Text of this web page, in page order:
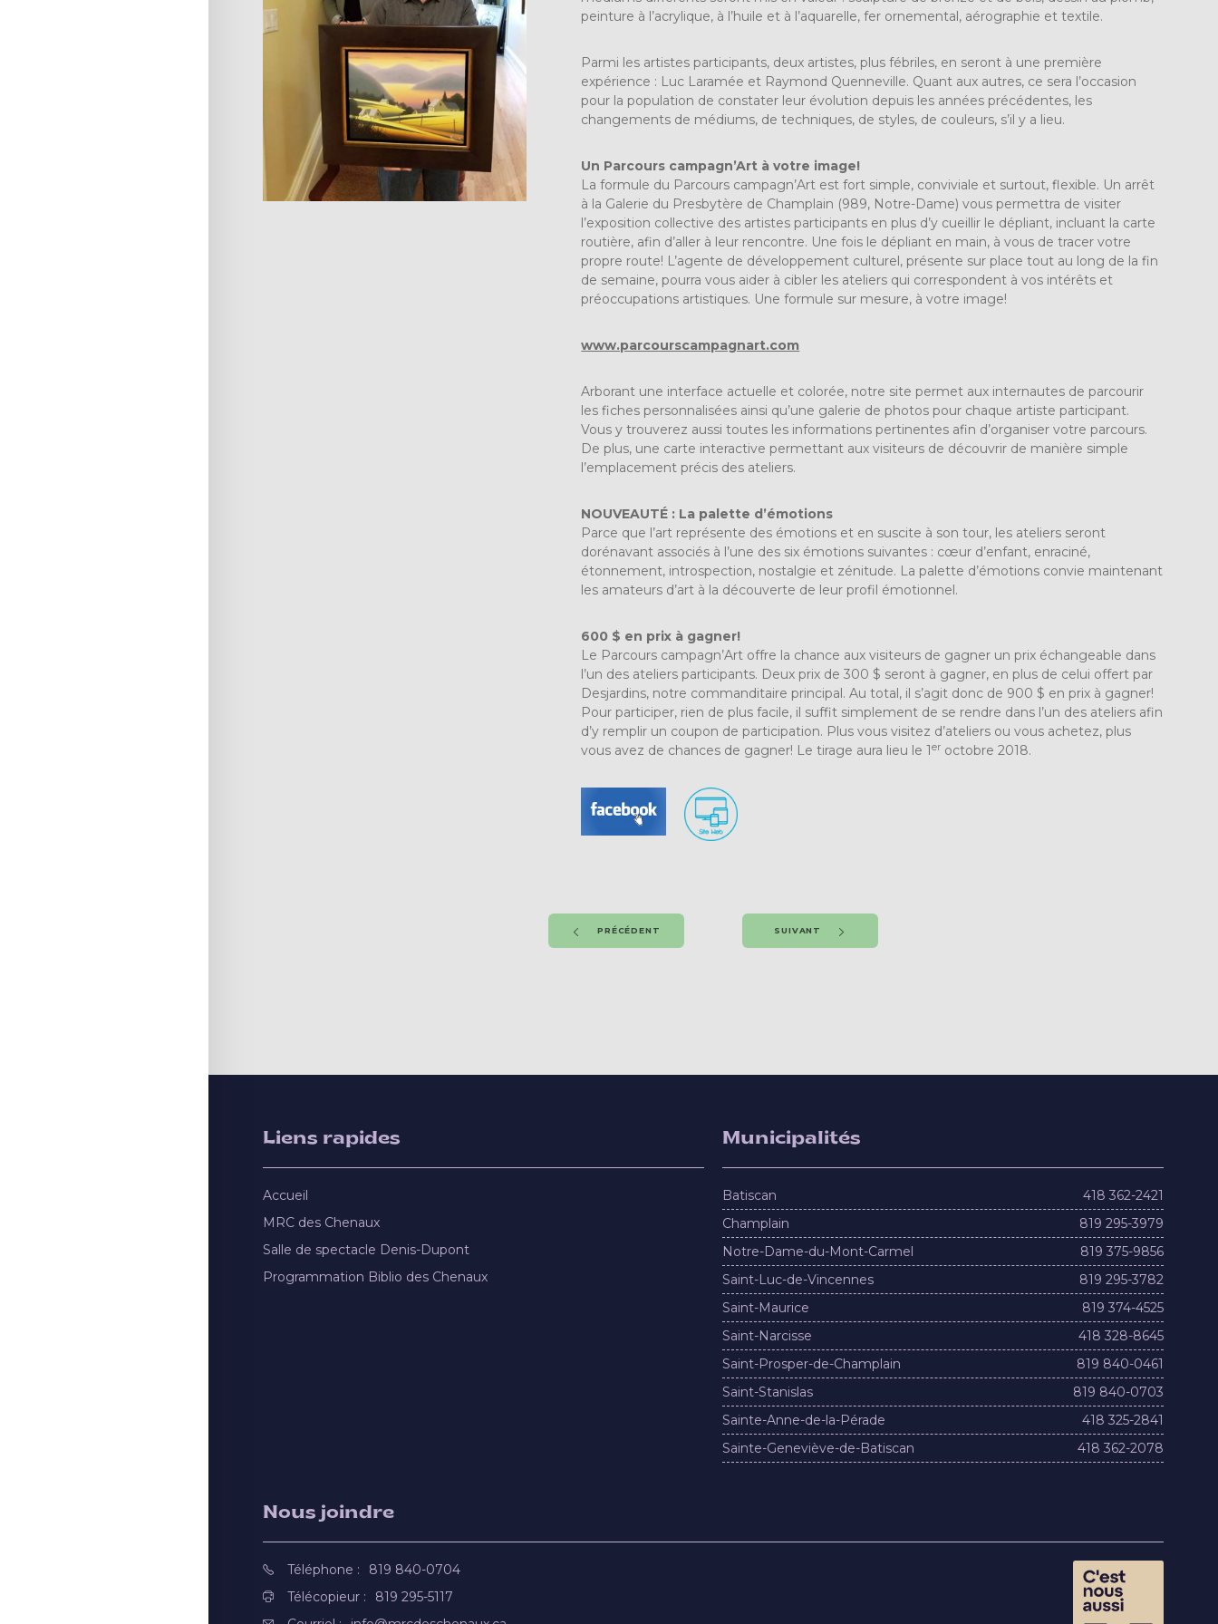
peinture à l’acrylique, à l’huile et à l’aquarelle, fer ornemental, aérographie et textile.
Parmi les artistes participants, deux artistes, plus fébriles, en seront à une première
expérience : Luc Laramée et Raymond Quenneville. Quant aux autres, ce sera l’occasion
pour la population de constater leur évolution depuis les années précédentes, les
changements de médiums, de techniques, de styles, de couleurs, s’il y a lieu.
Un Parcours campagn’Art à votre image!
La formule du Parcours campagn’Art est fort simple, conviviale et surtout, flexible. Un arrêt
à la Galerie du Presbytère de Champlain (989, Notre-Dame) vous permettra de visiter
l’exposition collective des artistes participants en plus d’y cueillir le dépliant, incluant la carte
routière, afin d’aller à leur rencontre. Une fois le dépliant en main, à vous de tracer votre
propre route! L’agente de développement culturel, présente sur place tout au long de la fin
de semaine, pourra vous aider à cibler les ateliers qui correspondent à vos intérêts et
préoccupations artistiques. Une formule sur mesure, à votre image!
www.parcourscampagnart.com
Arborant une interface actuelle et colorée, notre site permet aux internautes de parcourir
les fiches personnalisées ainsi qu’une galerie de photos pour chaque artiste participant.
Vous y trouverez aussi toutes les informations pertinentes afin d’organiser votre parcours.
De plus, une carte interactive permettant aux visiteurs de découvrir de manière simple
l’emplacement précis des ateliers.
NOUVEAUTÉ : La palette d’émotions
Parce que l’art représente des émotions et en suscite à son tour, les ateliers seront
dorénavant associés à l’une des six émotions suivantes : cœur d’enfant, enraciné,
étonnement, introspection, nostalgie et zénitude. La palette d’émotions convie maintenant
les amateurs d’art à la découverte de leur profil émotionnel.
600 $ en prix à gagner!
Le Parcours campagn’Art offre la chance aux visiteurs de gagner un prix échangeable dans
l’un des ateliers participants. Deux prix de 300 $ seront à gagner, en plus de celui offert par
Desjardins, notre commanditaire principal. Au total, il s’agit donc de 900 $ en prix à gagner!
Pour participer, rien de plus facile, il suffit simplement de se rendre dans l’un des ateliers afin
d’y remplir un coupon de participation. Plus vous visitez d’ateliers ou vous achetez, plus
vous avez de chances de gagner! Le tirage aura lieu le 1er octobre 2018.
PRÉCÉDENT SUIVANT
Liens rapides
Accueil
MRC des Chenaux
Salle de spectacle Denis-Dupont
Programmation Biblio des Chenaux
Municipalités
Batiscan
418 362-2421
Champlain
819 295-3979
Notre-Dame-du-Mont-Carmel
819 375-9856
Saint-Luc-de-Vincennes
819 295-3782
Saint-Maurice
819 374-4525
Saint-Narcisse
418 328-8645
Saint-Prosper-de-Champlain
819 840-0461
Saint-Stanislas
819 840-0703
Sainte-Anne-de-la-Pérade
418 325-2841
Sainte-Geneviève-de-Batiscan
418 362-2078
Nous joindre
Téléphone :
819 840-0704
Télécopieur :
819 295-5117